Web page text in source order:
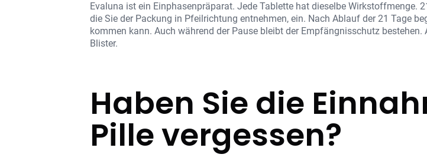
Evaluna ist ein Einphasenpräparat. Jede Tablette hat dieselbe Wirkstoffmenge.
die Sie der Packung in Pfeilrichtung entnehmen, ein. Nach Ablauf der 21 Tage
kommen kann. Auch während der Pause bleibt der Empfängnisschutz
Blister.
Haben Sie die
Pille vergessen?